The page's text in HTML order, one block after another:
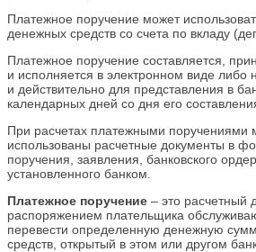
Платежное поручение может
денежных средств со счета по вкладу
Платежное поручение составляется,
и исполняется в электронном виде либо
и действительно для представления в
календарных дней со дня его
При расчетах платежными поручениями
использованы расчетные документы в
поручения, заявления, банковского
установленного банком.
Платежное поручение – это расчетный
распоряжением плательщика
перевести определенную денежную
средств, открытый в этом или другом